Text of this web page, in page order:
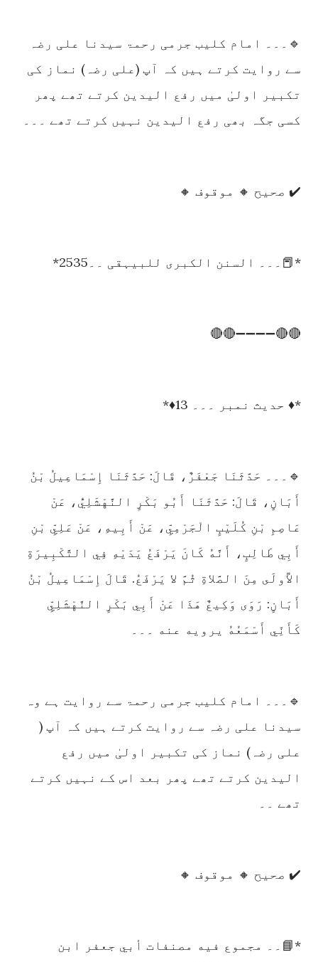
🔹۔۔۔ امام کلیب جرمی رحمۃ سیدنا علی رضہ
سے روایت کرتے ہیں کہ آپ (علی رضہ) نماز کی
تکبیر اولیٰ میں رفع الیدین کرتے تھے پھر
کسی جگہ بھی رفع الیدین نہیں کرتے تھے ۔۔۔
✔️ صحیح 🔸 موقوف 🔸
*📕۔۔۔ السنن الکبری للبیہقی ۔۔2535*
🔴🔴➖➖➖➖🔴🔴
*♦️ حدیث نمبر ۔۔۔ 13♦️*
🔹۔۔۔ حَدَّثَنَا جَعْفَرٌ، قَالَ: حَدَّثَنَا إِسْمَاعِيلُ بْنُ
أَبَانٍ، قَالَ: حَدَّثَنَا أَبُو بَكْرٍ النَّهْشَلِيُّ، عَنْ
عَاصِمِ بْنِ كُلَيْبٍ الْجَرْمِيِّ، عَنْ أَبِيهِ، عَنْ عَلِيِّ بْنِ
أَبِي طَالِبٍ، أَنَّهُ كَانَ يَرْفَعُ يَدَيْهِ فِي التَّكْبِيرَةِ
الأُولَى مِنَ الصَّلاةِ ثُمَّ لا يَرْفَعُ. قَالَ إِسْمَاعِيلُ بْنُ
أَبَانٍ: رَوَى وَكِيعٌ هَذَا عَنْ أَبِي بَكْرٍ النَّهْشَلِيِّ
كَأَنِّي أَسْمَعُهُ يرويه عنه ۔۔۔
🔹۔۔۔ امام کلیب جرمی رحمۃ سے روایت ہے وہ
سیدنا علی رضہ سے روایت کرتے ہیں کہ آپ (
علی رضہ) نماز کی تکبیر اولیٰ میں رفع
الیدین کرتے تھے پھر بعد اس کے نہیں کرتے
تھے ۔۔
✔️ صحیح 🔸 موقوف 🔸
*📘۔۔ مجموع فيه مصنفات أبي جعفر ابن